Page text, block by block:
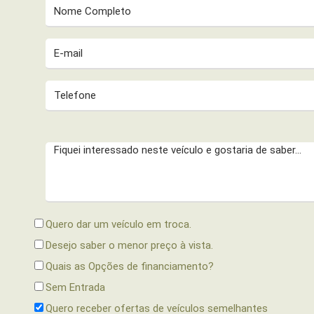
Quero dar um veículo em troca.
Desejo saber o menor preço à vista.
Quais as Opções de financiamento?
Sem Entrada
Quero receber ofertas de veículos semelhantes